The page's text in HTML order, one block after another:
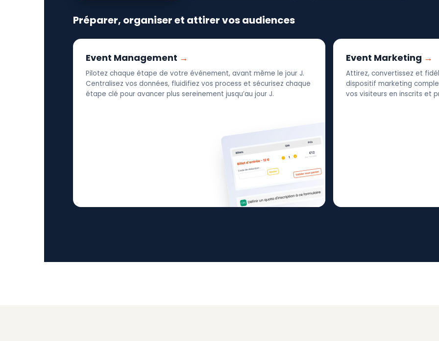
Préparer, organiser et attirer vos audiences
Event Management
Pilotez chaque étape de votre événement, avant même le jour J.
Centralisez vos données, fluidifiez vos process et sécurisez chaque
étape clé pour avancer plus sereinement jusqu’au jour J.
Event Marketing
Attirez, convertissez et
dispositif marketing
vos visiteurs en inscrits et